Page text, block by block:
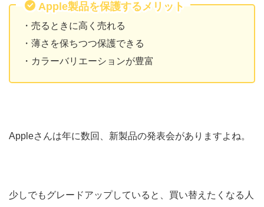
Apple製品を保護するメリット
・売るときに高く売れる
・薄さを保ちつつ保護できる
・カラーバリエーションが豊富
Appleさんは年に数回、新製品の発表会がありますよね。
少しでもグレードアップしていると、買い替えたくなる人